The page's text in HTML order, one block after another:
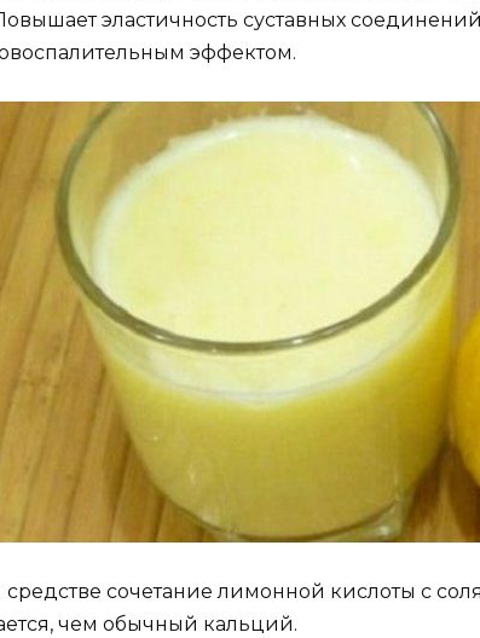
эластичность суставных
эффектом.
средстве сочетание лимонной кислоты с
чем обычный кальций.